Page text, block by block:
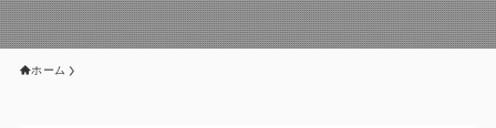
ホーム